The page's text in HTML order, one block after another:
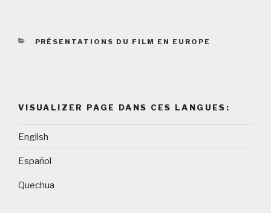
CATEGORIES
PRÉSENTATIONS DU FILM EN EUROPE
VISUALIZER PAGE DANS CES LANGUES:
English
Español
Quechua